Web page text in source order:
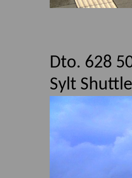
Dto. 628
Sylt